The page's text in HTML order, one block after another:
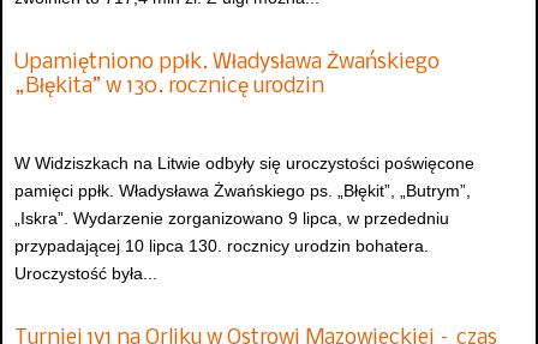
Upamiętniono ppłk. Władysława Żwańskiego
„Błękita” w 130. rocznicę urodzin
W Widziszkach na Litwie odbyły się uroczystości poświęcone
pamięci ppłk. Władysława Żwańskiego ps. „Błękit”, „Butrym”,
„Iskra”. Wydarzenie zorganizowano 9 lipca, w przededniu
przypadającej 10 lipca 130. rocznicy urodzin bohatera.
Uroczystość była...
Turniej 1v1 na Orliku w Ostrowi Mazowieckiej – czas